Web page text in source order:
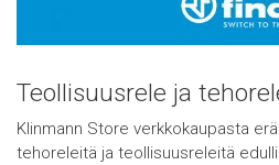
Teollisuusrele ja
Klinmann Store verkkokaupasta
tehoreleitä ja teollisuusreleitä